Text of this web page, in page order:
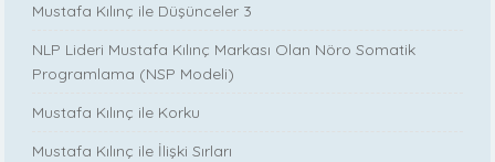
Mustafa Kılınç ile Düşünceler 3
NLP Lideri Mustafa Kılınç Markası Olan Nöro Somatik
Programlama (NSP Modeli)
Mustafa Kılınç ile Korku
Mustafa Kılınç ile İlişki Sırları